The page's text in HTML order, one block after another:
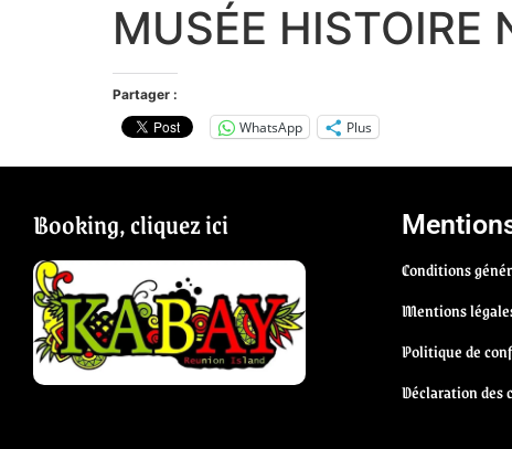
MUSÉE HISTOIRE
Partager :
WhatsApp Plus
Booking, cliquez ici
Conditions
Mentions
Politique de
Déclaration des